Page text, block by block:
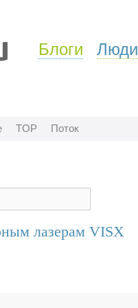
Блоги Люди
TOP Поток
лазерам VISX